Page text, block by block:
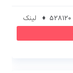
لینک